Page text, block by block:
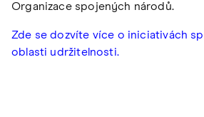
Organizace spojených národů.
Zde se dozvíte více o iniciativách
oblasti udržitelnosti.